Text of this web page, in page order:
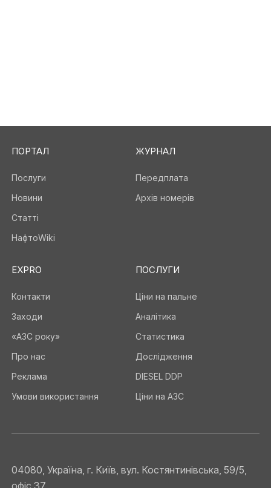
ПОРТАЛ
Послуги
Новини
Статті
НафтоWiki
ЖУРНАЛ
Передплата
Архів номерів
EXPRO
Контакти
Заходи
«АЗС року»
Про нас
Реклама
Умови використання
ПОСЛУГИ
Ціни на пальне
Аналітика
Статистика
Дослідження
DIESEL DDP
Ціни на АЗС
04080, Україна, г. Київ, вул. Костянтинівська, 59/5,
офіс 37